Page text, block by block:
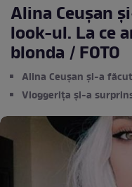
Alina Ceușan
look-ul. La ce
blonda / FOTO
Alina Ceușan și-a
Vloggerița și-a